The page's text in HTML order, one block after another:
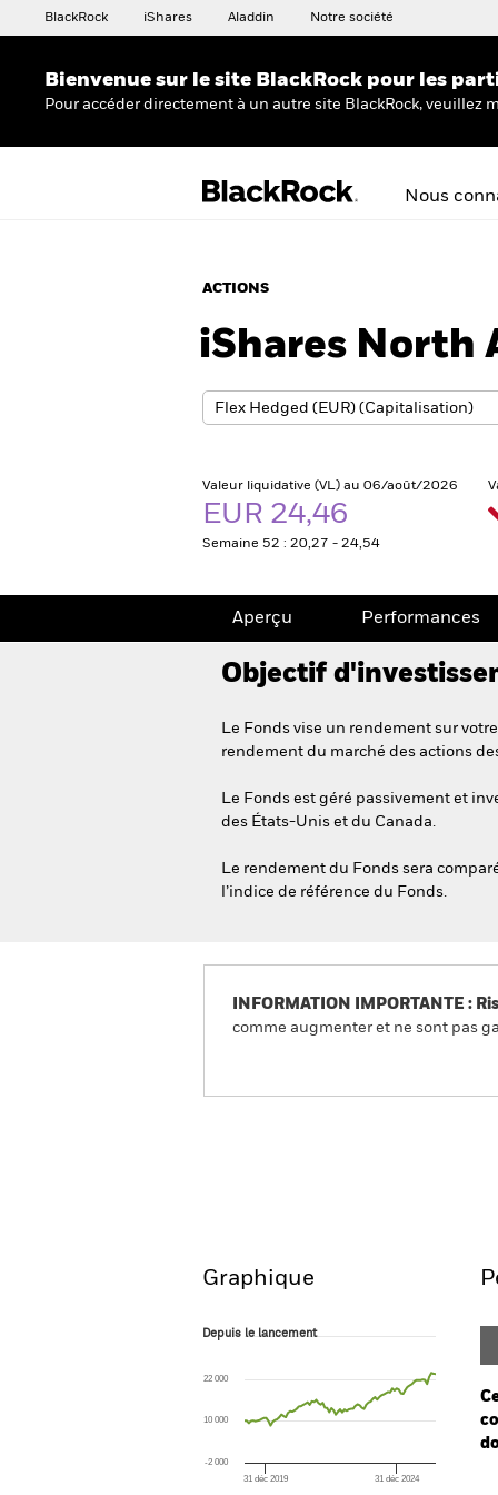
BlackRock iShares Aladdin Notre société
Bienvenue sur le site BlackRock pour les
Pour accéder directement à un autre site BlackRock, veuillez
Nous
ACTIONS
iShares North
Valeur liquidative (VL) au 06/août/2026
EUR 24,46
Semaine 52 : 20,27 - 24,54
Aperçu Performances
Objectif
Le Fonds vise un rendement sur
rendement du marché des actions
Le Fonds est géré passivement et
des États-Unis et du Canada.
Le rendement du Fonds sera
l’indice de référence du Fonds.
INFORMATION IMPORTANTE :
comme augmenter et ne sont pas
Graphique
Depuis le lancement
The chart has 1 X axis displaying Time.
The chart has 1 Y axis displaying values.
Depuis le lancement
31 déc 2019 31 déc 2024
-2 000
10 000
22 000